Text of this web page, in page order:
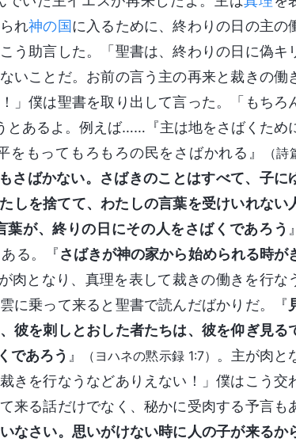
れ神の国に入るために、終わりの日の主の
う助言した。「聖書は、終わりの日に偽キ
いことだ。お前の言う主の再来と裁きの働
僕は聖書を取り出して言った。「もちろ
とあるよ。例えば……『主は地をさばくため
もってもろもろの民をさばかれる』
（詩
さばかない。さばきのことはすべて、子に
しを捨てて、わたしの言葉を受けいれない
が、終りの日にその人をさばくであろう 』
る。『さばきが神の家から始められる時が
肉となり、真理を表して裁きの働きを行な
に乗って来ると聖書で読んだばかりだ。『
彼を刺しとおした者たちは、彼を仰ぎ見る
であろう 』 （ヨハネの黙示録 1:7） 。主が肉と
きを行なうなどありえない！」僕はこう交
来る話だけでなく、秘かに受肉する予言も
なさい。思いがけない時に人の子が来るか